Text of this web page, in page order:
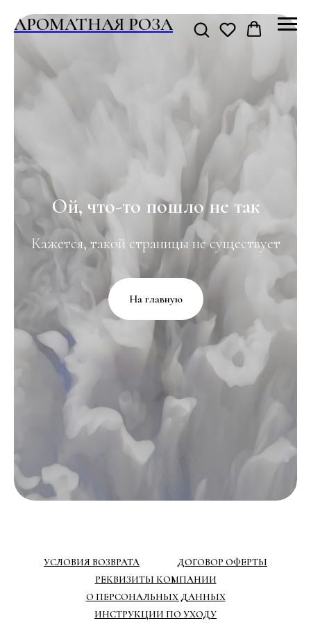
АРОМАТНАЯ РОЗА
Ой, что-то пошло не так
Кажется, такой страницы не существует
На главную
УСЛОВИЯ ВОЗВРАТА
ДОГОВОР ОФЕРТЫ
РЕКВИЗИТЫ КОМПАНИИ
О ПЕРСОНАЛЬНЫХ ДАННЫХ
ИНСТРУКЦИИ ПО УХОДУ